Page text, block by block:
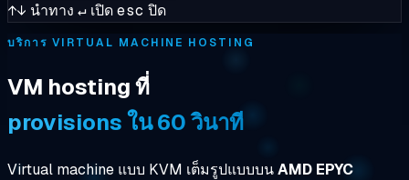
↑↓ นำทาง ↵ เปิดesc ปิด
บริการ VIRTUAL MACHINE HOSTING
VM hosting ที่
provisions ใน 60 วินาที
Virtual machine แบบ KVM เต็มรูปแบบบนAMD EPYC